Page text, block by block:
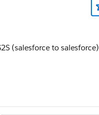
(salesforce to salesforce)